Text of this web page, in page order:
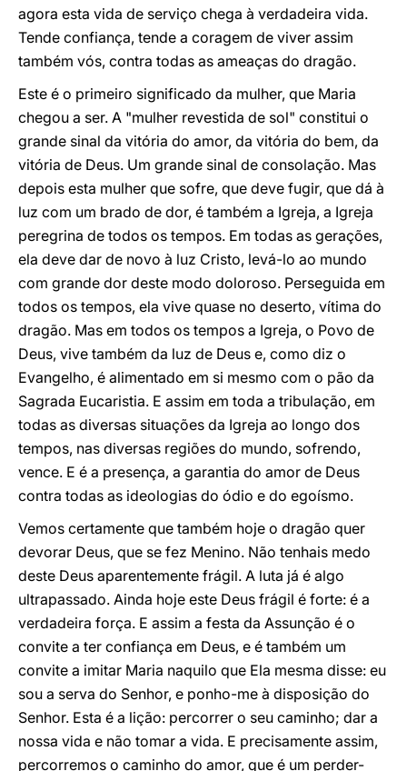
agora esta vida de serviço chega à verdadeira vida.
Tende confiança, tende a coragem de viver assim
também vós, contra todas as ameaças do dragão.
Este é o primeiro significado da mulher, que Maria
chegou a ser. A "mulher revestida de sol" constitui o
grande sinal da vitória do amor, da vitória do bem, da
vitória de Deus. Um grande sinal de consolação. Mas
depois esta mulher que sofre, que deve fugir, que dá à
luz com um brado de dor, é também a Igreja, a Igreja
peregrina de todos os tempos. Em todas as gerações,
ela deve dar de novo à luz Cristo, levá-lo ao mundo
com grande dor deste modo doloroso. Perseguida em
todos os tempos, ela vive quase no deserto, vítima do
dragão. Mas em todos os tempos a Igreja, o Povo de
Deus, vive também da luz de Deus e, como diz o
Evangelho, é alimentado em si mesmo com o pão da
Sagrada Eucaristia. E assim em toda a tribulação, em
todas as diversas situações da Igreja ao longo dos
tempos, nas diversas regiões do mundo, sofrendo,
vence. E é a presença, a garantia do amor de Deus
contra todas as ideologias do ódio e do egoísmo.
Vemos certamente que também hoje o dragão quer
devorar Deus, que se fez Menino. Não tenhais medo
deste Deus aparentemente frágil. A luta já é algo
ultrapassado. Ainda hoje este Deus frágil é forte: é a
verdadeira força. E assim a festa da Assunção é o
convite a ter confiança em Deus, e é também um
convite a imitar Maria naquilo que Ela mesma disse: eu
sou a serva do Senhor, e ponho-me à disposição do
Senhor. Esta é a lição: percorrer o seu caminho; dar a
nossa vida e não tomar a vida. E precisamente assim,
percorremos o caminho do amor, que é um perder-